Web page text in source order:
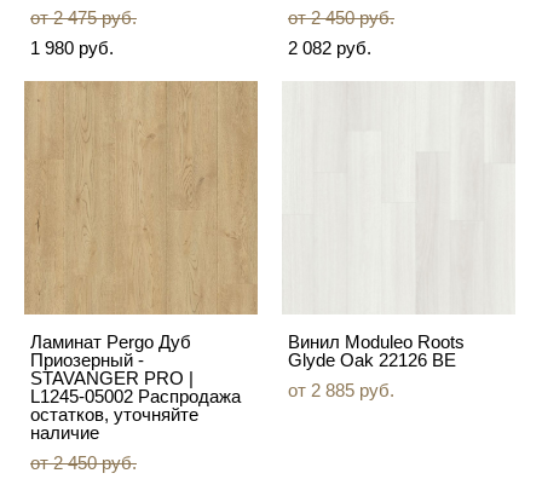
от 2 475 pуб.
1 980 pуб.
от 2 450 pуб.
2 082 pуб.
Ламинат Pergo Дуб
Приозерный -
STAVANGER PRO |
L1245-05002 Распродажа
остатков, уточняйте
наличие
от 2 450 pуб.
Винил Moduleo Roots
Glyde Oak 22126 BE
от 2 885 pуб.